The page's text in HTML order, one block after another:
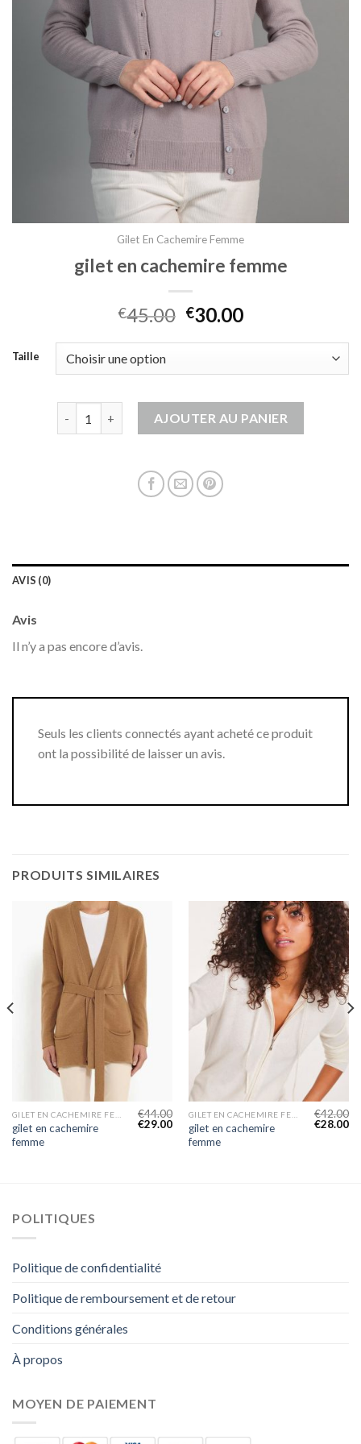
Gilet En Cachemire Femme
gilet en cachemire femme
€45.00 €30.00
Taille
AJOUTER AU PANIER
AVIS (0)
Avis
Il n’y a pas encore d’avis.
Seuls les clients connectés ayant acheté ce produit
ont la possibilité de laisser un avis.
PRODUITS SIMILAIRES
GILET EN CACHEMIRE FEMME
gilet en cachemire
femme
€44.00
€29.00
GILET EN CACHEMIRE FEMME
gilet en cachemire
femme
€42.00
€28.00
POLITIQUES
Politique de confidentialité
Politique de remboursement et de retour
Conditions générales
À propos
MOYEN DE PAIEMENT